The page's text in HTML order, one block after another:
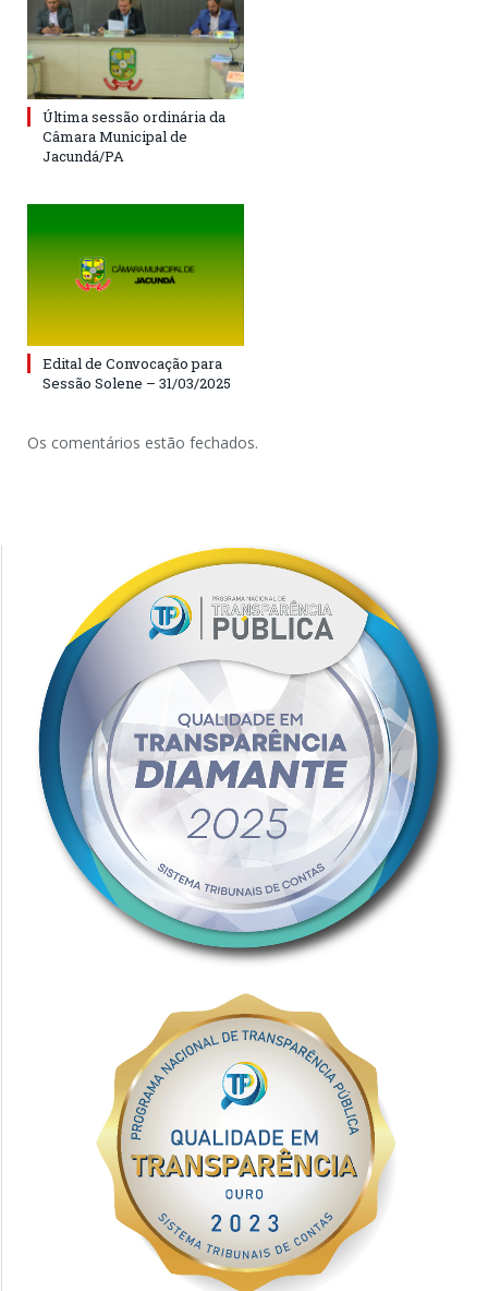
Última sessão ordinária da
Câmara Municipal de
Jacundá/PA
Edital de Convocação para
Sessão Solene – 31/03/2025
Os comentários estão fechados.